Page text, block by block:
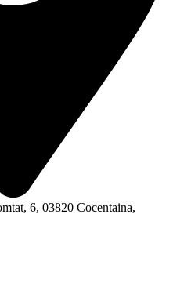
6, 03820 Cocentaina,